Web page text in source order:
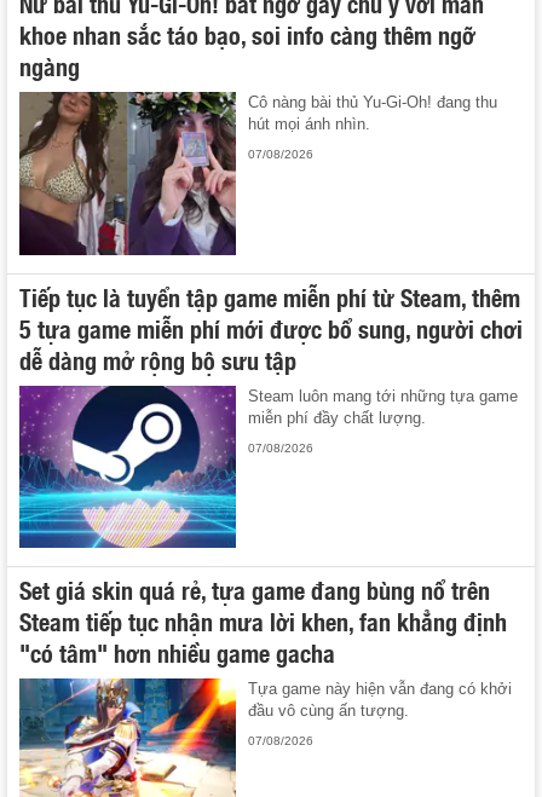
khoe nhan sắc táo bạo, soi info càng thêm ngỡ
ngàng
Cô nàng bài thủ Yu-Gi-Oh! đang thu
hút mọi ánh nhìn.
07/08/2026
Tiếp tục là tuyển tập game miễn phí từ Steam, thêm
5 tựa game miễn phí mới được bổ sung, người chơi
dễ dàng mở rộng bộ sưu tập
Steam luôn mang tới những tựa game
miễn phí đầy chất lượng.
07/08/2026
Set giá skin quá rẻ, tựa game đang bùng nổ trên
Steam tiếp tục nhận mưa lời khen, fan khẳng định
"có tâm" hơn nhiều game gacha
Tựa game này hiện vẫn đang có khởi
đầu vô cùng ấn tượng.
07/08/2026